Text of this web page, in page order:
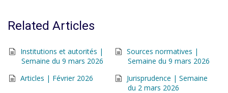
Related Articles
Institutions et autorités |
Semaine du 9 mars 2026
Sources normatives |
Semaine du 9 mars 2026
Articles | Février 2026
Jurisprudence | Semaine
du 2 mars 2026